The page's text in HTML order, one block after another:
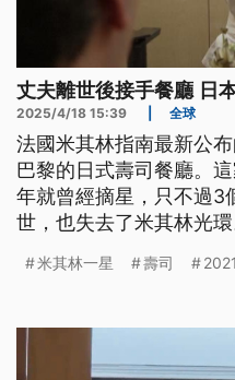
丈夫離世後接手餐廳 日
2025/4/18 15:39 全球
法國米其林指南最新公
巴黎的日式壽司餐廳。
年就曾經摘星，只不過3
世，也失去了米其林光
也成了首位摘星的女性
米其林一星 壽司